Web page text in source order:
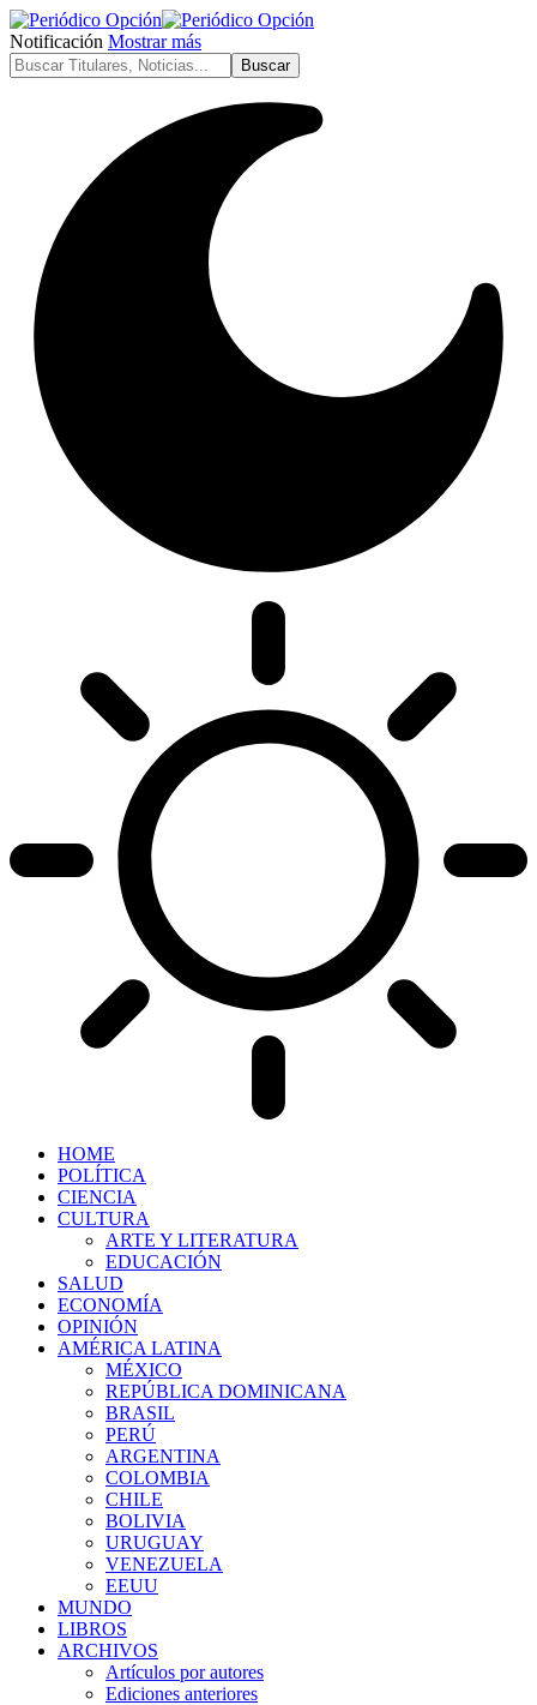
Notificación Mostrar más
HOME
POLÍTICA
CIENCIA
CULTURA
ARTE Y LITERATURA
EDUCACIÓN
SALUD
ECONOMÍA
OPINIÓN
AMÉRICA LATINA
MÉXICO
REPÚBLICA DOMINICANA
BRASIL
PERÚ
ARGENTINA
COLOMBIA
CHILE
BOLIVIA
URUGUAY
VENEZUELA
EEUU
MUNDO
LIBROS
ARCHIVOS
Artículos por autores
Ediciones anteriores